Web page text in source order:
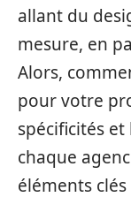
allant du
mesure, en
Alors,
pour votre
spécificités
chaque
éléments